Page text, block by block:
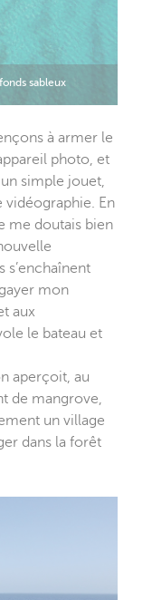
sableux
à armer le
photo, et
simple jouet,
En
me doutais bien
s’enchaînent
mon
aux
le bateau et
aperçoit, au
de mangrove,
un village
dans la forêt